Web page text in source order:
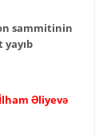
sammitinin
yayıb
Əliyevə